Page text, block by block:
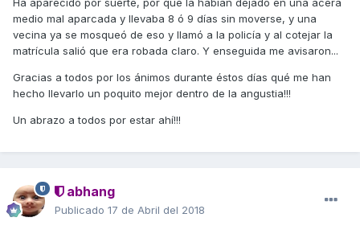
medio mal aparcada y llevaba 8 ó 9 días sin moverse, y una
vecina ya se mosqueó de eso y llamó a la policía y al cotejar la
matrícula salió que era robada claro. Y enseguida me avisaron...
Gracias a todos por los ánimos durante éstos días qué me han
hecho llevarlo un poquito mejor dentro de la angustia!!!
Un abrazo a todos por estar ahí!!!
abhang
Publicado 17 de Abril del 2018